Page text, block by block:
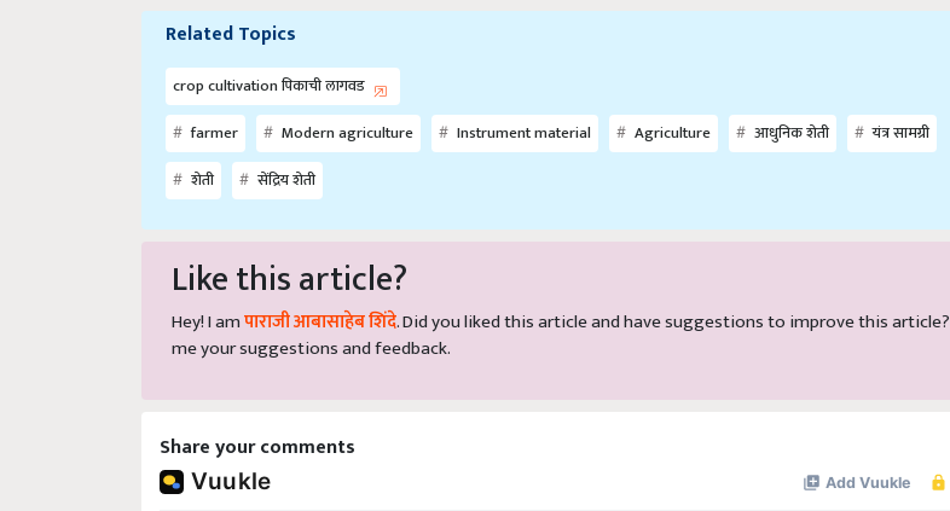
Related Topics
crop cultivation पिकाची लागवड
farmer
Modern agriculture Instrument material Agriculture आधुनिक शेती
यंत्र सामग्री
शेती
सेंद्रिय शेती
Like this article?
Hey! I am पाराजी आबासाहेब शिंदे . Did you liked this article and have suggestions to improve this article?
me your suggestions and feedback.
Share your comments